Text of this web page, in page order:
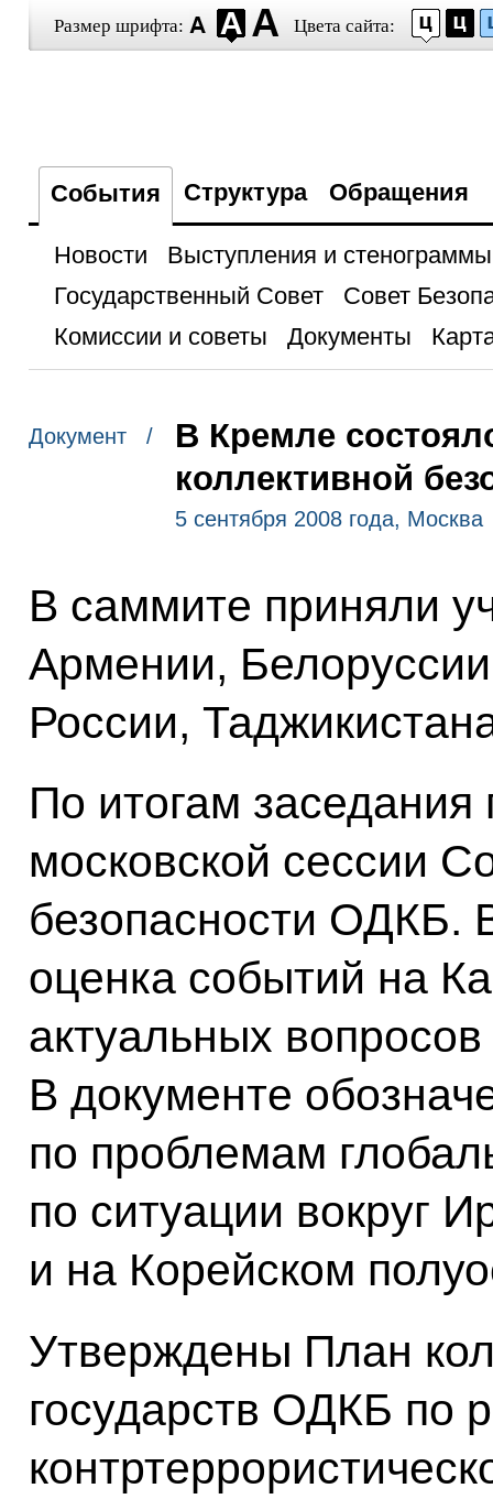
Размер шрифта: Цвета сайта:
События Структура Обращения
Новости
Выступления и стенограммы
Государственный Совет
Совет
Комиссии и советы
Документы
Документ /
В Кремле
коллективной
5 сентября 2008 года, Москва
В саммите приняли
Армении,
России,
По итогам
московской сессии
безопасности ОДКБ.
оценка событий на
актуальных
В документе
по проблемам
по ситуации вокруг
и на Корейском
Утверждены План
государств ОДКБ по